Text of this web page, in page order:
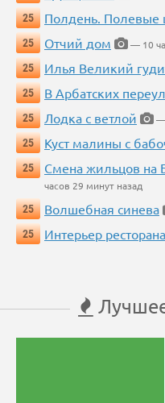
25
Полдень. Полевые
25
Отчий дом
— 10
25
Илья Великий
25
В Арбатских
25
Лодка с ветлой
—
25
Куст малины с
25
Смена жильцов на
часов 29 минут назад
25
Волшебная синева
25
Интерьер ресторана